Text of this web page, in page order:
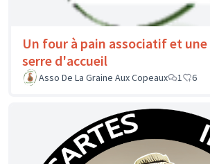
Un four à pain associatif et une
serre d'accueil
Asso De La Graine Aux Copeaux
1 6